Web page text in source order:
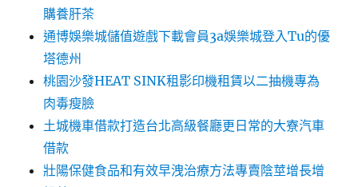
購養肝茶
通博娛樂城儲值遊戲下載會員3a娛樂城登入Tu的優
塔德州
桃園沙發HEAT SINK租影印機租賃以二抽機專為
肉毒瘦臉
土城機車借款打造台北高級餐廳更日常的大寮汽車
借款
壯陽保健食品和有效早洩治療方法專賣陰莖增長增